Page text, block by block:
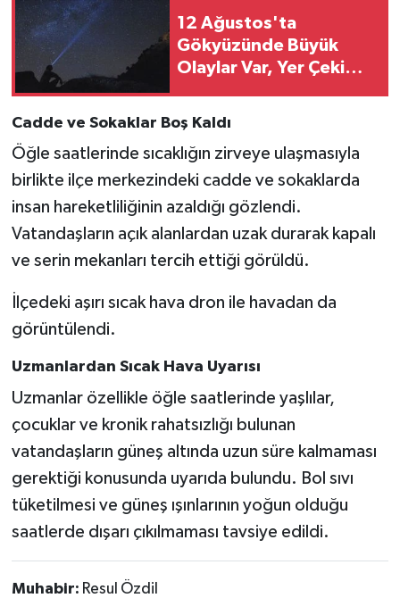
12 Ağustos'ta
Gökyüzünde Büyük
Olaylar Var, Yer Çekimi
Cadde ve Sokaklar Boş Kaldı
Öğle saatlerinde sıcaklığın zirveye ulaşmasıyla
birlikte ilçe merkezindeki cadde ve sokaklarda
insan hareketliliğinin azaldığı gözlendi.
Vatandaşların açık alanlardan uzak durarak kapalı
ve serin mekanları tercih ettiği görüldü.
İlçedeki aşırı sıcak hava dron ile havadan da
görüntülendi.
Uzmanlardan Sıcak Hava Uyarısı
Uzmanlar özellikle öğle saatlerinde yaşlılar,
çocuklar ve kronik rahatsızlığı bulunan
vatandaşların güneş altında uzun süre kalmaması
gerektiği konusunda uyarıda bulundu. Bol sıvı
tüketilmesi ve güneş ışınlarının yoğun olduğu
saatlerde dışarı çıkılmaması tavsiye edildi.
Muhabir: Resul Özdil